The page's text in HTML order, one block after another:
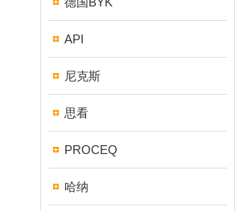
API
尼克斯
思看
PROCEQ
哈纳